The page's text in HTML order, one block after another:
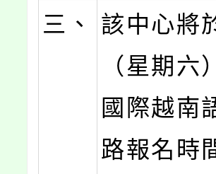
三、
該中心將
（星期
國際越南
路報名時